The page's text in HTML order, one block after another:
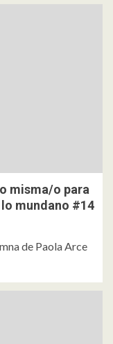
misma/o para
mundano #14
de Paola Arce